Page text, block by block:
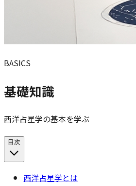
BASICS
基礎知識
西洋占星学の基本を学ぶ
目次
西洋占星学とは